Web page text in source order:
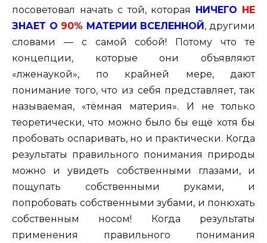
посоветовал начать с той, которая НИЧЕГО НЕ
ЗНАЕТ О 90% МАТЕРИИ ВСЕЛЕННОЙ, другими
словами — с самой собой! Потому что те
концепции, которые они объявляют
«лженаукой», по крайней мере, дают
понимание того, что из себя представляет, так
называемая, «тёмная материя». И не только
теоретически, что можно было бы ещё хотя бы
пробовать оспаривать, но и практически. Когда
результаты правильного понимания природы
можно и увидеть собственными глазами, и
пощупать собственными руками, и
попробовать собственными зубами, и понюхать
собственным носом! Когда результаты
применения правильного понимания